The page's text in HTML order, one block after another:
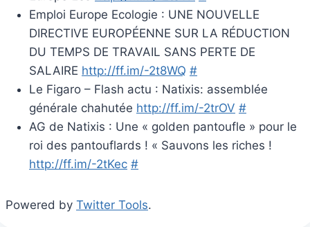
Emploi Europe Ecologie : UNE NOUVELLE
DIRECTIVE EUROPÉENNE SUR LA RÉDUCTION
DU TEMPS DE TRAVAIL SANS PERTE DE
SALAIRE http://ff.im/-2t8WQ #
Le Figaro – Flash actu : Natixis: assemblée
générale chahutée http://ff.im/-2trOV #
AG de Natixis : Une « golden pantoufle » pour le
roi des pantouflards ! « Sauvons les riches !
http://ff.im/-2tKec #
Powered by Twitter Tools.